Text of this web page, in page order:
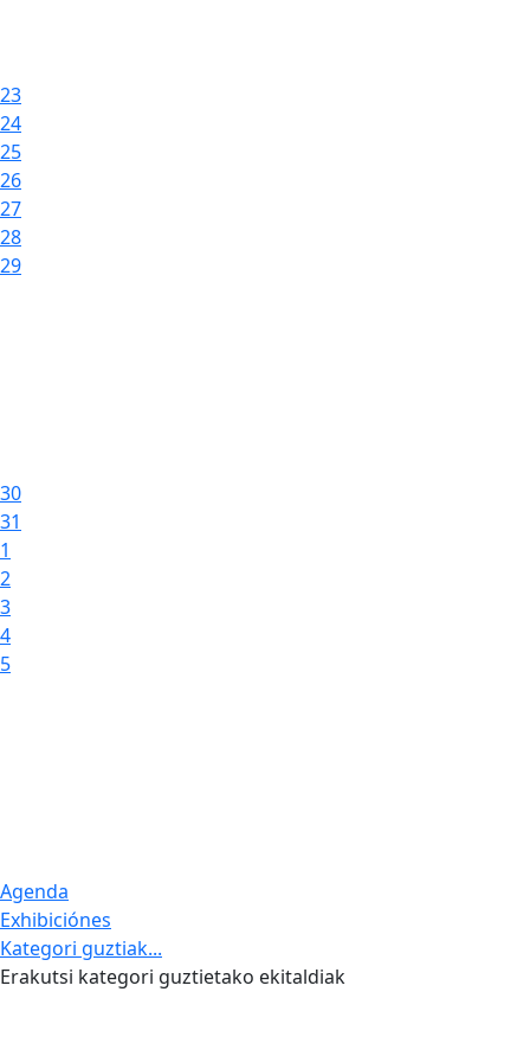
23
24
25
26
27
28
29
30
31
1
2
3
4
5
Agenda
Exhibiciónes
Kategori guztiak...
Erakutsi kategori guztietako ekitaldiak